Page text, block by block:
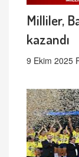
Milliler,
kazandı
9 Ekim 2025